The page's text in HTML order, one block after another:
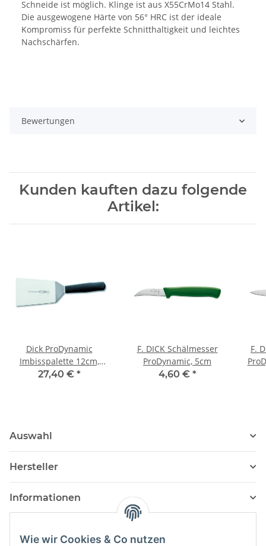
Wie wir Cookies & Co nutzen
Schneide ist möglich. Klinge ist aus X55CrMo14 Stahl.
Die ausgewogene Härte von 56° HRC ist der ideale
Kompromiss für perfekte Schnitthaltigkeit und leichtes
Nachschärfen.
Bewertungen
Kunden kauften dazu folgende
Artikel:
Dick ProDynamic
Imbisspalette 12cm,
C+C-Skin
27,40 € *
F. DICK Schälmesser
ProDynamic, 5cm
4,60 € *
F.
Auswahl
Hersteller
Informationen